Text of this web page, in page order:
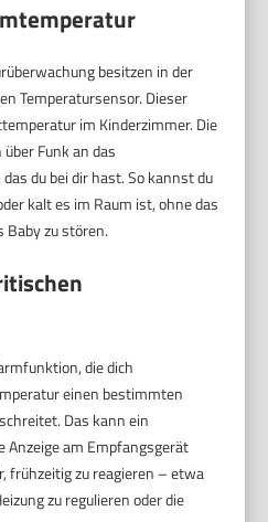
besitzen in der
Temperatursensor. Dieser
im Kinderzimmer. Die
Funk an das
du bei dir hast. So kannst du
kalt es im Raum ist, ohne das
Baby zu stören.
die dich
einen bestimmten
Das kann ein
Anzeige am Empfangsgerät
frühzeitig zu reagieren – etwa
zu regulieren oder die